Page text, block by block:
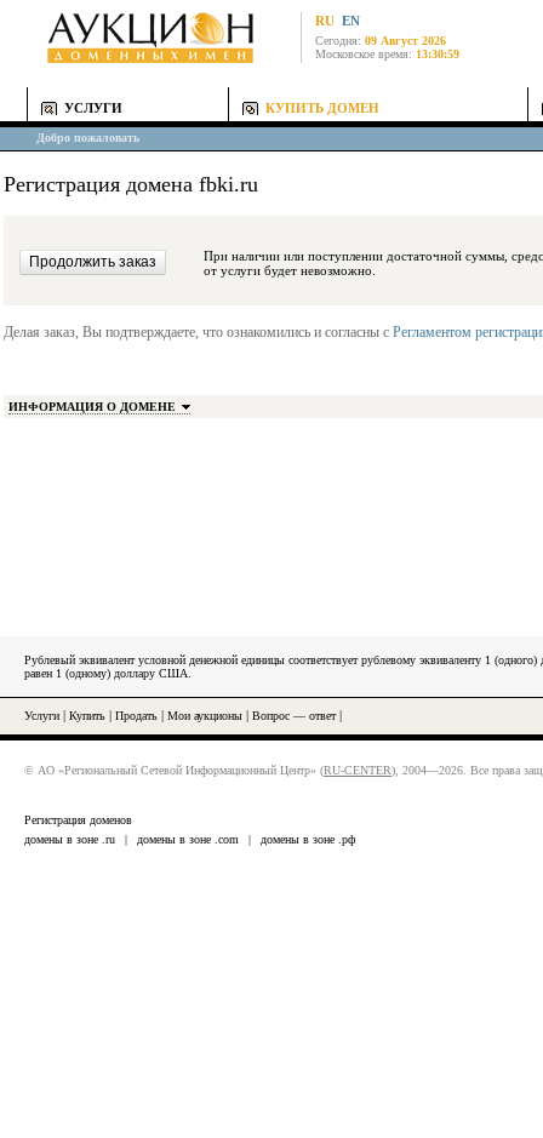
RU EN
Сегодня: 09 Август 2026
Московское время: 13:30:59
УСЛУГИ КУПИТЬ ДОМЕН
Добро пожаловать
Регистрация домена fbki.ru
При наличии или поступлении достаточной суммы, средства будут
от услуги будет невозможно.
Делая заказ, Вы подтверждаете, что ознакомились и согласны с Регламентом
ИНФОРМАЦИЯ О ДОМЕНЕ
Рублевый эквивалент условной денежной единицы соответствует рублевому эквиваленту 1
равен 1 (одному) доллару США.
Услуги Купить Продать Мои аукционы Вопрос — ответ|
© АО «Региональный Сетевой Информационный Центр» (RU-CENTER), 2004—2026. Все права
Регистрация доменов
домены в зоне .ru
| домены в зоне .com | домены в зоне .рф